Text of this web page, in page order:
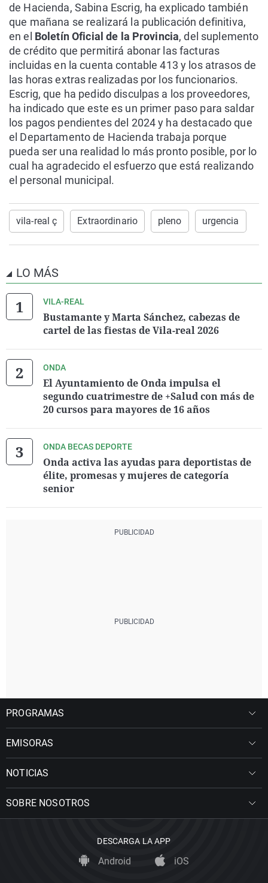
de Hacienda, Sabina Escrig, ha explicado también
que mañana se realizará la publicación definitiva,
en el Boletín Oficial de la Provincia, del suplemento
de crédito que permitirá abonar las facturas
incluidas en la cuenta contable 413 y los atrasos de
las horas extras realizadas por los funcionarios.
Escrig, que ha pedido disculpas a los proveedores,
ha indicado que este es un primer paso para saldar
los pagos pendientes del 2024 y ha destacado que
el Departamento de Hacienda trabaja porque
pueda ser una realidad lo más pronto posible, por lo
cual ha agradecido el esfuerzo que está realizando
el personal municipal.
vila-real ç Extraordinario pleno urgencia
LO MÁS
VILA-REAL
Bustamante y Marta Sánchez, cabezas de
cartel de las fiestas de Vila-real 2026
ONDA
El Ayuntamiento de Onda impulsa el
segundo cuatrimestre de +Salud con más de
20 cursos para mayores de 16 años
ONDA BECAS DEPORTE
Onda activa las ayudas para deportistas de
élite, promesas y mujeres de categoría
senior
PROGRAMAS
EMISORAS
NOTICIAS
SOBRE NOSOTROS
DESCARGA LA APP
Android iOS